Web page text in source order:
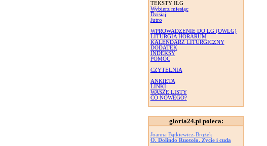
TEKSTY ILG
Wybierz miesiąc
Dzisiaj
Jutro
WPROWADZENIE DO LG (OWLG)
LITURGIA HORARUM
KALENDARZ LITURGICZNY
DODATEK
INDEKSY
POMOC
CZYTELNIA
ANKIETA
LINKI
WASZE LISTY
CO NOWEGO?
gloria24.pl poleca:
Joanna Bątkiewicz-Brożek
O. Dolindo Ruotolo. Życie i cuda